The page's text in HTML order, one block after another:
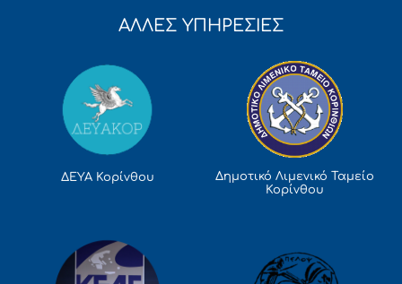
ΑΛΛΕΣ ΥΠΗΡΕΣΙΕΣ
ΔΕΥΑ Κορίνθου
Δημοτικό Λιμενικό Ταμείο
Κορίνθου